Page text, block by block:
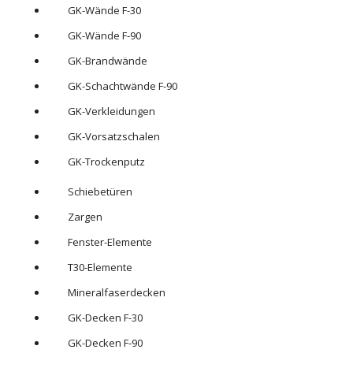
GK-Wände F-30
GK-Wände F-90
GK-Brandwände
GK-Schachtwände F-90
GK-Verkleidungen
GK-Vorsatzschalen
GK-Trockenputz
Schiebetüren
Zargen
Fenster-Elemente
T30-Elemente
Mineralfaserdecken
GK-Decken F-30
GK-Decken F-90